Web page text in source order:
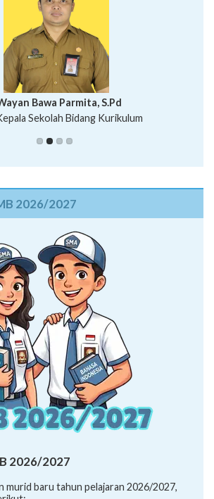
Putu Suhartana, S.Pd.
Bawa Parmita, S.Pd
Sekolah Bidang Kurikulum
Gede Aditya Pratita, S.Pd., M.Sn
Nopi Sutantri, S.Pd.
2026/2027
2026/2027
murid baru tahun pelajaran 2026/2027,